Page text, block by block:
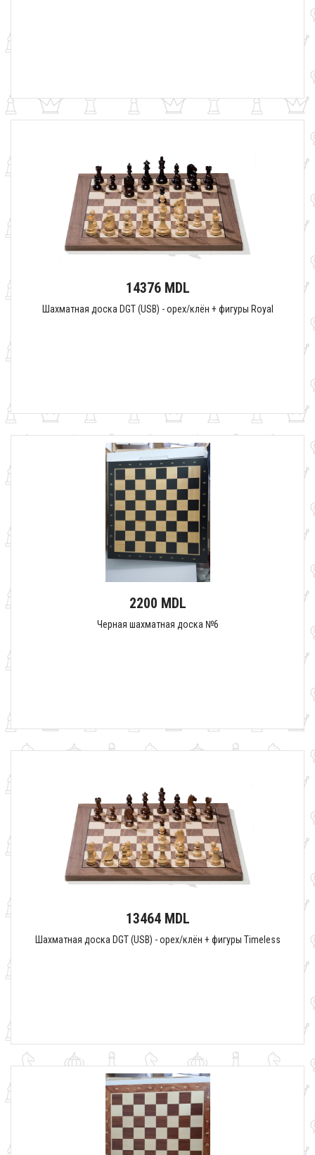
14376 MDL
Шахматная доска DGT (USB) - орех/клён + фигуры Royal
2200 MDL
Черная шахматная доска №6
13464 MDL
Шахматная доска DGT (USB) - орех/клён + фигуры Timeless